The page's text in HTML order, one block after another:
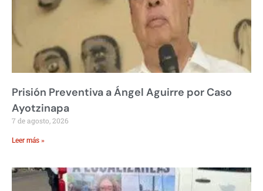
Prisión Preventiva a Ángel Aguirre por Caso
Ayotzinapa
7 de agosto, 2026
Leer más »